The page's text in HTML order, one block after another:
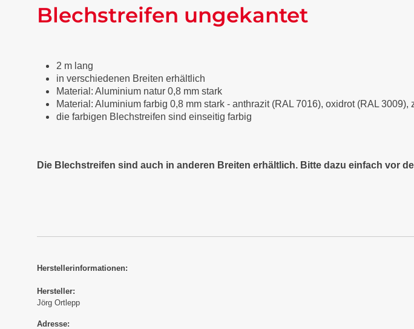
Blechstreifen ungekantet
2 m lang
in verschiedenen Breiten erhältlich
Material: Aluminium natur 0,8 mm stark
Material: Aluminium farbig 0,8 mm stark - anthrazit (RAL 7016), oxidrot (RAL
die farbigen Blechstreifen sind einseitig farbig
Die Blechstreifen sind auch in anderen Breiten erhältlich. Bitte dazu einfach vor
Herstellerinformationen:
Hersteller:
Jörg Ortlepp
Adresse: